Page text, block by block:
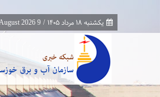
یکشنبه ۱۸ مرداد ۱۴۰۵ /
9 August 2026